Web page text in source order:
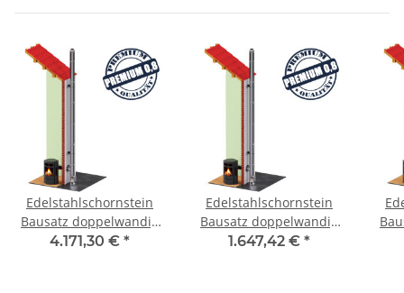
Edelstahlschornstein
Bausatz doppelwandig
6,2 m - SWPR08 DW 400
4.171,30 € *
Edelstahlschornstein
Bausatz doppelwandig
3,2 m - SWPR08 DW 250
1.647,42 € *